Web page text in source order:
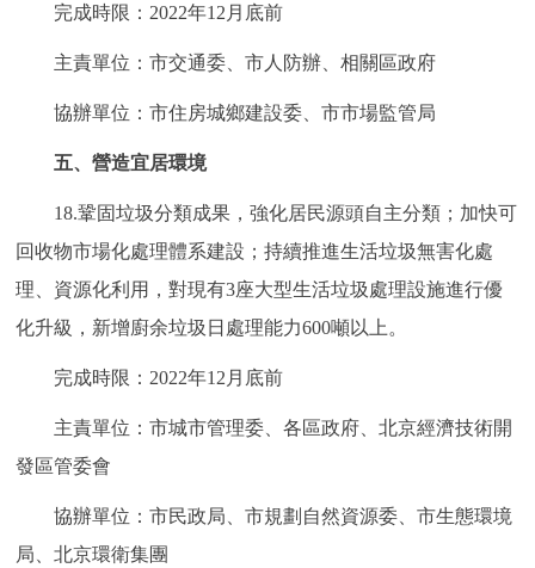
完成時限：2022年12月底前
主責單位：市交通委、市人防辦、相關區政府
協辦單位：市住房城鄉建設委、市市場監管局
五、營造宜居環境
18.鞏固垃圾分類成果，強化居民源頭自主分類；加快可
回收物市場化處理體系建設；持續推進生活垃圾無害化處
理、資源化利用，對現有3座大型生活垃圾處理設施進行優
化升級，新增廚余垃圾日處理能力600噸以上。
完成時限：2022年12月底前
主責單位：市城市管理委、各區政府、北京經濟技術開
發區管委會
協辦單位：市民政局、市規劃自然資源委、市生態環境
局、北京環衛集團